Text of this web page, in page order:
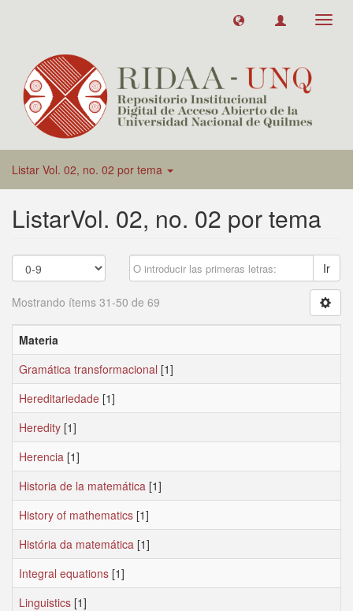
Listar Vol. 02, no. 02 por tema
ListarVol. 02, no. 02 por tema
Ir
Mostrando ítems 31-50 de 69
Materia
Gramática transformacional [1]
Hereditariedade [1]
Heredity [1]
Herencia [1]
Historia de la matemática [1]
History of mathematics [1]
História da matemática [1]
Integral equations [1]
Linguistics [1]